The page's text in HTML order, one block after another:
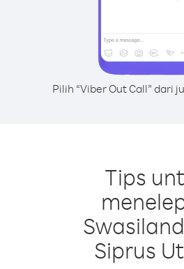
Pilih “Viber Out Call” dari
Tips
Siprus